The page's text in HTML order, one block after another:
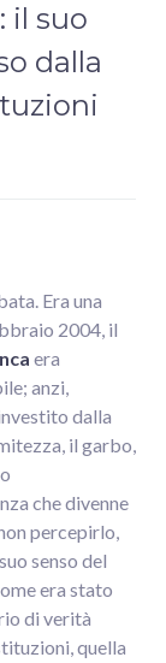
il suo
dalla
Era una
2004, il
era
anzi,
dalla
il garbo,
che divenne
percepirlo,
senso del
era stato
di verità
quella